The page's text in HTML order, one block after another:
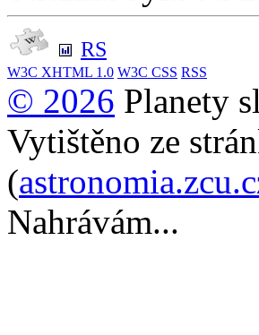
RS
W3C XHTML 1.0 W3C CSS RSS
© 2026 Planety
Vytištěno ze
(
Nahrávám...